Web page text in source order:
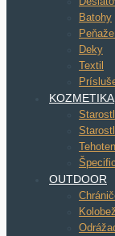
Batohy
Deky
Textil
KOZMETIKA
OUTDOOR